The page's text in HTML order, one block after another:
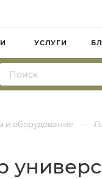
УСЛУГИ
и оборудование —